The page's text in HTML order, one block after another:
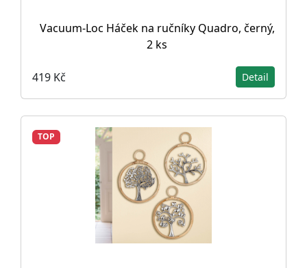
Vacuum-Loc Háček na ručníky Quadro, černý,
2 ks
419 Kč Detail
TOP